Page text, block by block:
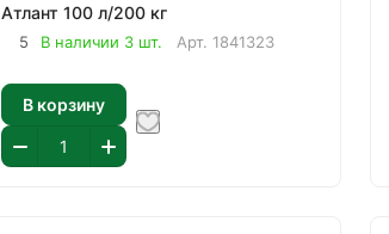
Атлант 100 л/200 кг
5 В наличии 3 шт. Арт. 1841323
В корзину